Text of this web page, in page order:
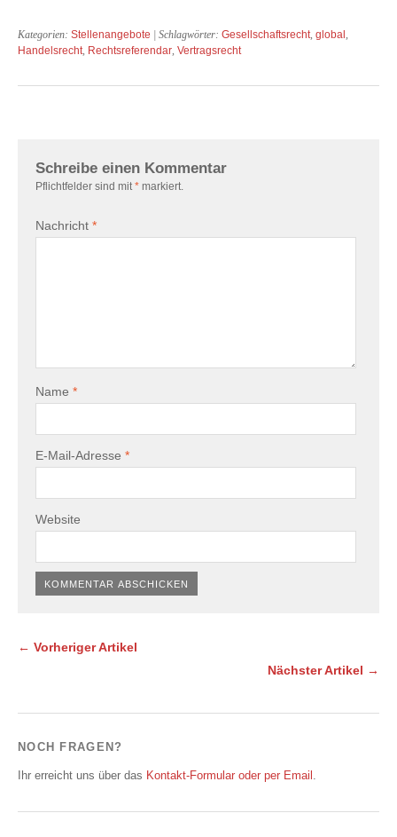
(Wird
in
neuem
(Wird
in
neuem
in
neuem
Fenster
Kategorien: Stellenangebote | Schlagwörter: Gesellschaftsrecht, global,
Handelsrecht, Rechtsreferendar, Vertragsrecht
Schreibe einen Kommentar
Pflichtfelder sind mit * markiert.
Nachricht *
Name *
E-Mail-Adresse *
Website
← Vorheriger Artikel
Nächster Artikel →
NOCH FRAGEN?
Ihr erreicht uns über das Kontakt-Formular oder per Email